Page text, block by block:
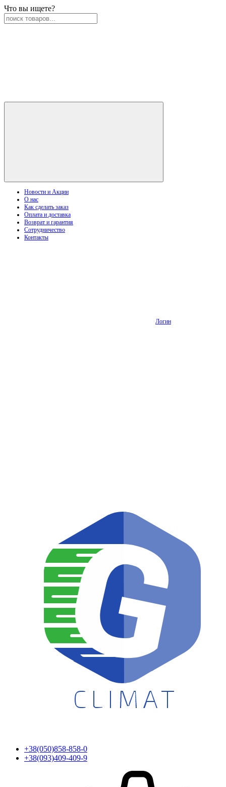
Что вы ищете?
Новости и Акции
О нас
Как сделать заказ
Оплата и доставка
Возврат и гарантия
Сотрудничество
Контакты
Логин
+38(050)858-858-0
+38(093)409-409-9